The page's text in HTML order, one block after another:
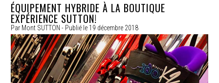
ÉQUIPEMENT HYBRIDE À LA BOUTIQUE
EXPÉRIENCE SUTTON!
Par Mont SUTTON - Publié le 19 décembre 2018